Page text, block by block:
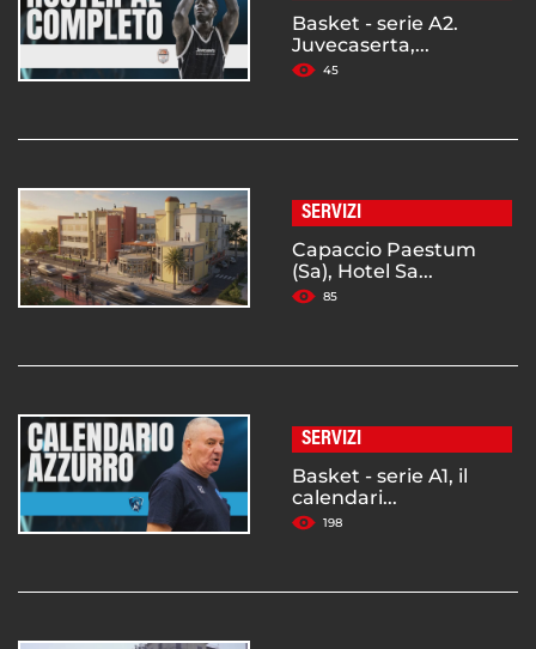
Basket - serie A2.
Juvecaserta,...
45
SERVIZI
Capaccio Paestum
(Sa), Hotel Sa...
85
SERVIZI
Basket - serie A1, il
calendari...
198